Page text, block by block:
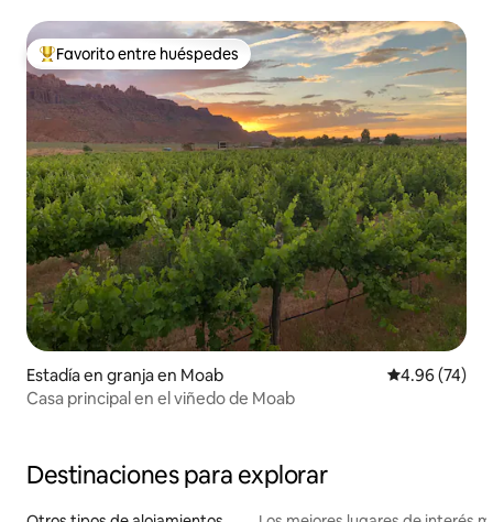
Favorito entre huéspedes preferido
Favorito entre huéspedes
Estadía en granja en Moab Calificación
4.96 (74)
Casa principal en el viñedo de Moab
Destinaciones para explorar